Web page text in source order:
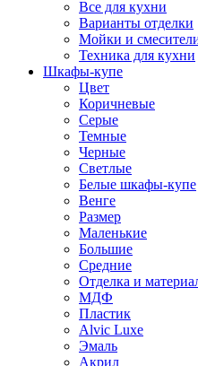
Все для кухни
Варианты отделки
Мойки и
Техника для кухни
Шкафы-купе
Цвет
Коричневые
Серые
Темные
Черные
Светлые
Белые шкафы-купе
Венге
Размер
Маленькие
Большие
Средние
Отделка и
МДФ
Пластик
Alvic Luxe
Эмаль
Акрил